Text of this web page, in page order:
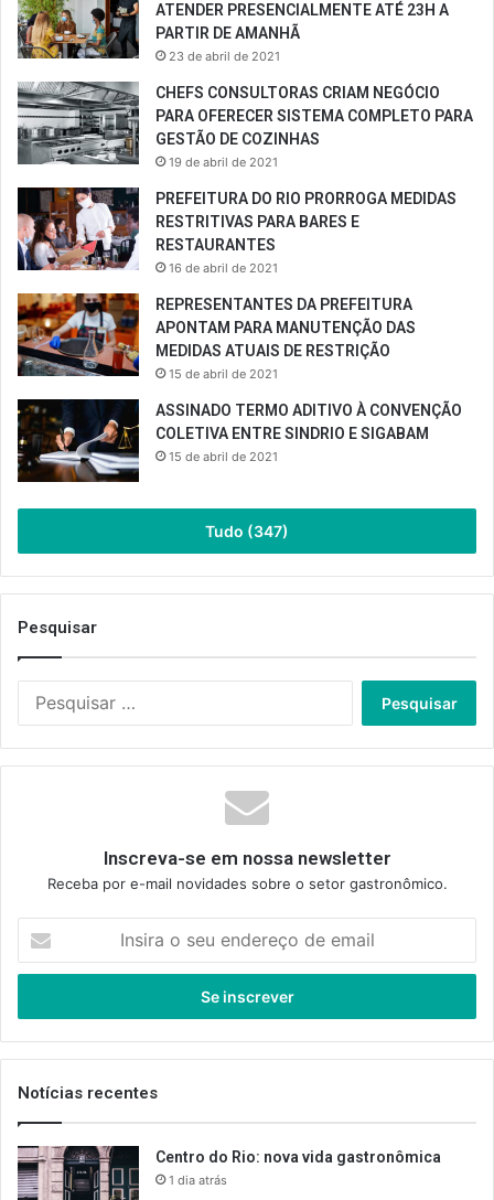
ATENDER PRESENCIALMENTE ATÉ 23H A
PARTIR DE AMANHÃ
23 de abril de 2021
CHEFS CONSULTORAS CRIAM NEGÓCIO
PARA OFERECER SISTEMA COMPLETO PARA
GESTÃO DE COZINHAS
19 de abril de 2021
PREFEITURA DO RIO PRORROGA MEDIDAS
RESTRITIVAS PARA BARES E
RESTAURANTES
16 de abril de 2021
REPRESENTANTES DA PREFEITURA
APONTAM PARA MANUTENÇÃO DAS
MEDIDAS ATUAIS DE RESTRIÇÃO
15 de abril de 2021
ASSINADO TERMO ADITIVO À CONVENÇÃO
COLETIVA ENTRE SINDRIO E SIGABAM
15 de abril de 2021
Tudo (347)
Pesquisar
Inscreva-se em nossa newsletter
Receba por e-mail novidades sobre o setor gastronômico.
seu
de
email
Notícias recentes
Centro do Rio: nova vida gastronômica
1 dia atrás